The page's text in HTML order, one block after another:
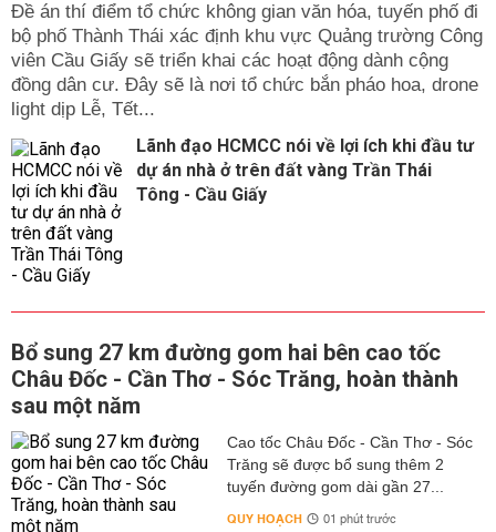
Đề án thí điểm tổ chức không gian văn hóa, tuyến phố đi
bộ phố Thành Thái xác định khu vực Quảng trường Công
viên Cầu Giấy sẽ triển khai các hoạt động dành cộng
đồng dân cư. Đây sẽ là nơi tổ chức bắn pháo hoa, drone
light dịp Lễ, Tết...
Lãnh đạo HCMCC nói về lợi ích khi đầu tư
dự án nhà ở trên đất vàng Trần Thái
Tông - Cầu Giấy
Bổ sung 27 km đường gom hai bên cao tốc
Châu Đốc - Cần Thơ - Sóc Trăng, hoàn thành
sau một năm
Cao tốc Châu Đốc - Cần Thơ - Sóc
Trăng sẽ được bổ sung thêm 2
tuyến đường gom dài gần 27...
QUY HOẠCH 01 phút trước